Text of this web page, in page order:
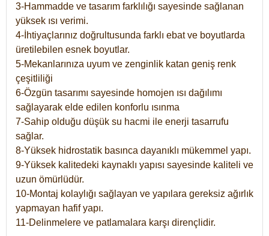
3-Hammadde ve tasarım farklılığı sayesinde sağlanan
yüksek ısı verimi.
4-İhtiyaçlarınız doğrultusunda farklı ebat ve boyutlarda
üretilebilen esnek boyutlar.
5-Mekanlarınıza uyum ve zenginlik katan geniş renk
çeşitliliği
6-Özgün tasarımı sayesinde homojen ısı dağılımı
sağlayarak elde edilen konforlu ısınma
7-Sahip olduğu düşük su hacmi ile enerji tasarrufu
sağlar.
8-Yüksek hidrostatik basınca dayanıklı mükemmel yapı.
9-Yüksek kalitedeki kaynaklı yapısı sayesinde kaliteli ve
uzun ömürlüdür.
10-Montaj kolaylığı sağlayan ve yapılara gereksiz ağırlık
yapmayan hafif yapı.
11-Delinmelere ve patlamalara karşı dirençlidir.